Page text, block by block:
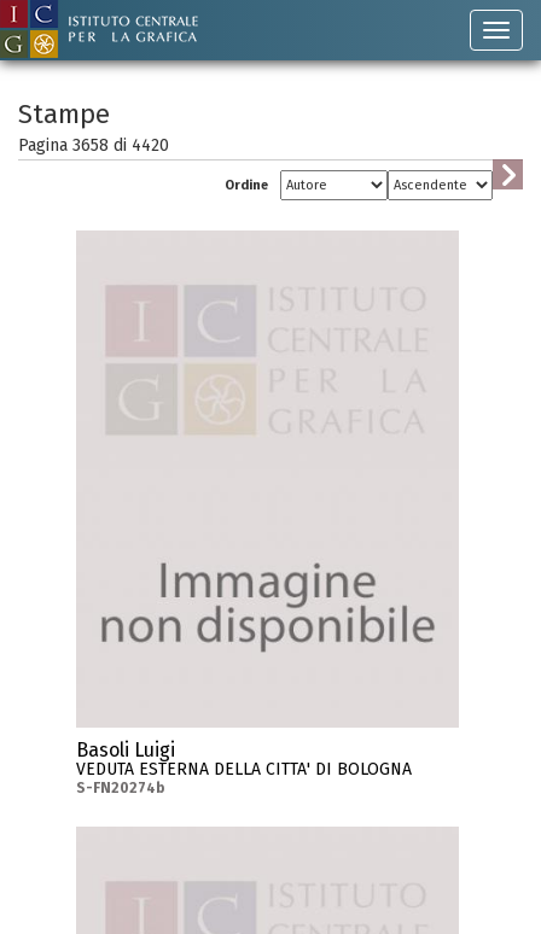
Stampe
Pagina 3658 di 4420
Ordine
Basoli Luigi
VEDUTA ESTERNA DELLA CITTA' DI BOLOGNA
S-FN20274b